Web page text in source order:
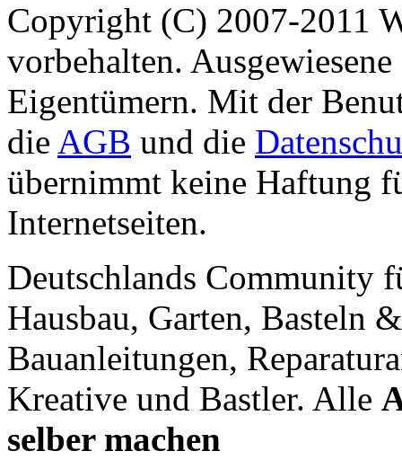
Copyright (C) 2007-2011
vorbehalten.
Eigentümern. Mit der
die AGB und die
übernimmt keine Haftung
Internetseiten.
Deutschlands Community
Hausbau, Garten, Basteln
Bauanleitungen,
Kreative und Bastler. Alle
selber machen